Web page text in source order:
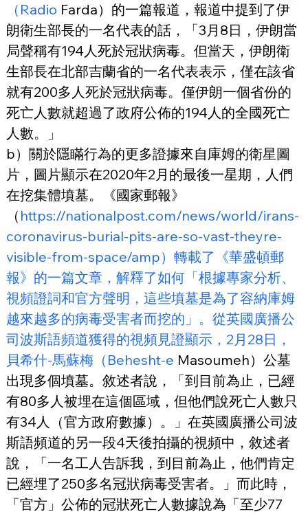
（Radio Farda）的一篇報道，報道中提到了伊
朗衛生部長的一名代表的話，「3月8日，伊朗當
局聲稱有194人死於冠狀病毒。但當天，伊朗衛
生部長在北部吉蘭省的一名代表表示，僅在該省
就有200多人死於冠狀病毒。僅伊朗一個省份的
死亡人數就超過了政府公佈的194人的全國死亡
人數。」
b）關於隱瞞行為的更多證據來自庫姆的衛星圖
片，圖片顯示在2020年2月的最後一星期，人們
在挖集體墳墓。《國家郵報》
（ https://nationalpost.com/news/world/irans-
coronavirus-burial-pits-are-so-vast-theyre-
visible-from-space/amp）轉載了《華盛頓郵
報》的一篇文章，解釋了如何「根據專家分析、
視頻證詞和官方聲明，這些墳墓是為了容納庫姆
越來越多的病毒受害者而挖的」。從英國廣播公
司波斯語頻道獲得的視頻見證顯示，2月28日，
貝希什-馬蘇梅（Behesht-e Masoumeh）公墓
出現多個墳墓。敘述者說，「到目前為止，已經
有80多人被埋在這個區域，但他們說死亡人數只
有34人（官方政府數據）。」在英國廣播公司波
斯語頻道的另一段4天後拍攝的視頻中，敘述者
說，「一名工人告訴我，到目前為止，他們肯定
已經埋了250多名冠狀病毒受害者。」而此時，
「官方」公佈的冠狀死亡人數據說為「至少77